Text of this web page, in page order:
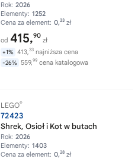
Rok: 2026
Elementy: 1252
Cena za element: 0,33 zł
od 415,90
zł
+1% 413,33 najniższa cena
-26% 559,99 cena katalogowa
LEGO®
72423
Shrek, Osioł i Kot w butach
Rok: 2026
Elementy: 1403
Cena za element: 0,28 zł